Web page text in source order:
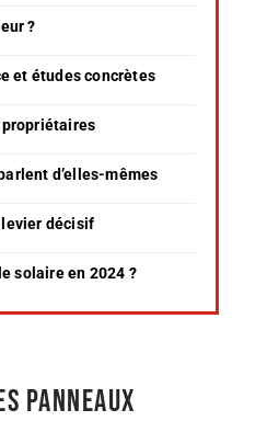
?
et études concrètes
propriétaires
d’elles-mêmes
levier décisif
solaire en 2024 ?
panneaux